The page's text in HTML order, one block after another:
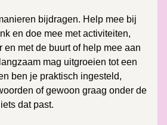
bijdragen. Help mee bij
en doe mee met activiteiten,
en met de buurt of help mee aan
mag uitgroeien tot een
ben je praktisch ingesteld,
of gewoon graag onder de
dat past.